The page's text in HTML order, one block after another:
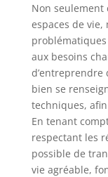
Non seulement
espaces de
aux besoins
d’entreprendre
bien se
techniques,
En tenant
respectant les
possible de
vie agréable,